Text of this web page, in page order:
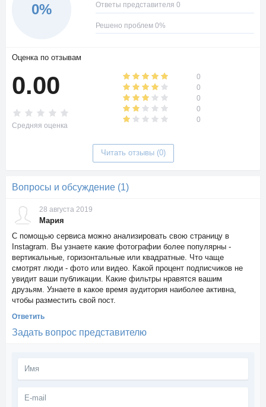
0% Ответы представителя 0
Решено проблем 0%
Оценка по отзывам
0.00
Средняя оценка
0
0
0
0
0
Читать отзывы (0)
Вопросы и обсуждение (1)
28 августа 2019
Мария
С помощью сервиса можно анализировать свою страницу в
Instagram. Вы узнаете какие фотографии более популярны -
вертикальные, горизонтальные или квадратные. Что чаще
смотрят люди - фото или видео. Какой процент подписчиков не
увидит ваши публикации. Какие фильтры нравятся вашим
друзьям. Узнаете в какое время аудитория наиболее активна,
чтобы разместить свой пост.
Ответить
Задать вопрос представителю